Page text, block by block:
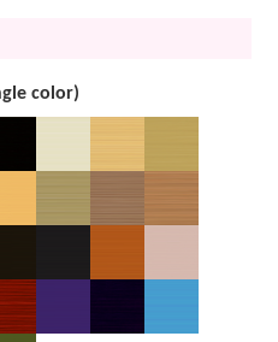
color)